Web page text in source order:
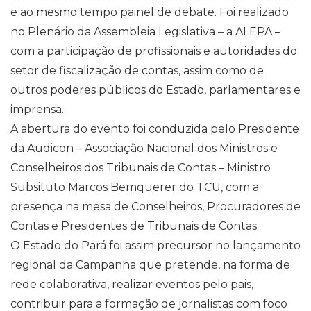
e ao mesmo tempo painel de debate. Foi realizado
no Plenário da Assembleia Legislativa – a ALEPA –
com a participação de profissionais e autoridades do
setor de fiscalização de contas, assim como de
outros poderes públicos do Estado, parlamentares e
imprensa.
A abertura do evento foi conduzida pelo Presidente
da Audicon – Associação Nacional dos Ministros e
Conselheiros dos Tribunais de Contas – Ministro
Subsituto Marcos Bemquerer do TCU, com a
presença na mesa de Conselheiros, Procuradores de
Contas e Presidentes de Tribunais de Contas.
O Estado do Pará foi assim precursor no lançamento
regional da Campanha que pretende, na forma de
rede colaborativa, realizar eventos pelo pais,
contribuir para a formação de jornalistas com foco